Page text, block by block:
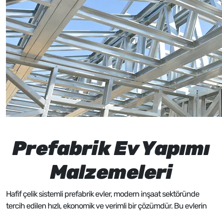
Prefabrik Ev Yapımı
Malzemeleri
Hafif çelik sistemli prefabrik evler, modern inşaat sektöründe
tercih edilen hızlı, ekonomik ve verimli bir çözümdür. Bu evlerin